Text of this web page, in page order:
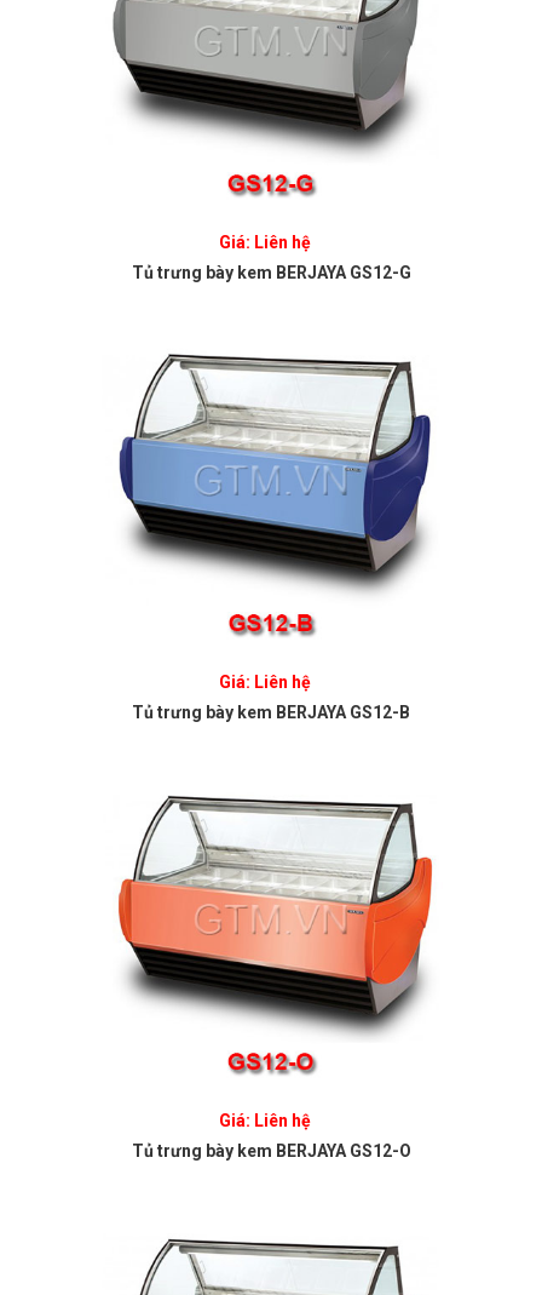
Giá: Liên hệ
Tủ trưng bày kem BERJAYA GS12-G
Giá: Liên hệ
Tủ trưng bày kem BERJAYA GS12-B
Giá: Liên hệ
Tủ trưng bày kem BERJAYA GS12-O